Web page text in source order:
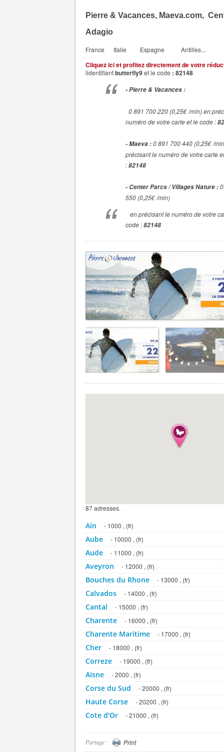
Pierre & Vacances, Maeva.com,
Adagio
France Italie Espagne Antilles...
Cliquez ici et profitez directement de votre
lidentifiantbutterfly9et le code : 82148
- Pierre & Vacances :
0 891 700 220 (0,25€ /min) en
numéro de votre carte et le code :
- Maeva :0 891 700 440 (0,25€ /
précisant le numéro de votre carte
:82148
- Center Parcs / Villages Nature :
550 (0,25€ /min)
en précisant le numéro de votre
code :82148
87 adresses.
Ain - 1000 , (fr)
Aube - 10000 , (fr)
Aude - 11000 , (fr)
Aveyron - 12000 , (fr)
Bouches du Rhone - 13000 , (fr)
Calvados - 14000 , (fr)
Cantal - 15000 , (fr)
Charente - 16000 , (fr)
Charente Maritime - 17000 , (fr)
Cher - 18000 , (fr)
Correze - 19000 , (fr)
Aisne - 2000 , (fr)
Corse du Sud - 20000 , (fr)
Haute Corse - 20200 , (fr)
Cote d'Or - 21000 , (fr)
Creuse - 23000 , (fr)
Partage : Print